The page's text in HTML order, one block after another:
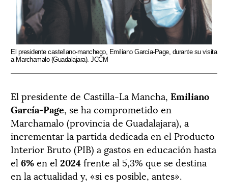
El presidente castellano-manchego, Emiliano García-Page, durante su visita
a Marchamalo (Guadalajara). JCCM
El presidente de Castilla-La Mancha, Emiliano
García-Page, se ha comprometido en
Marchamalo (provincia de Guadalajara), a
incrementar la partida dedicada en el Producto
Interior Bruto (PIB) a gastos en educación hasta
el 6%en el 2024frente al 5,3% que se destina
en la actualidad y, «si es posible, antes».